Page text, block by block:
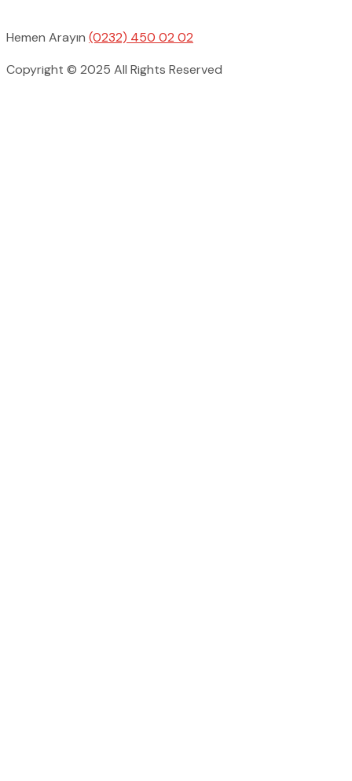
Hemen Arayın (0232) 450 02 02
Copyright © 2025 All Rights Reserved